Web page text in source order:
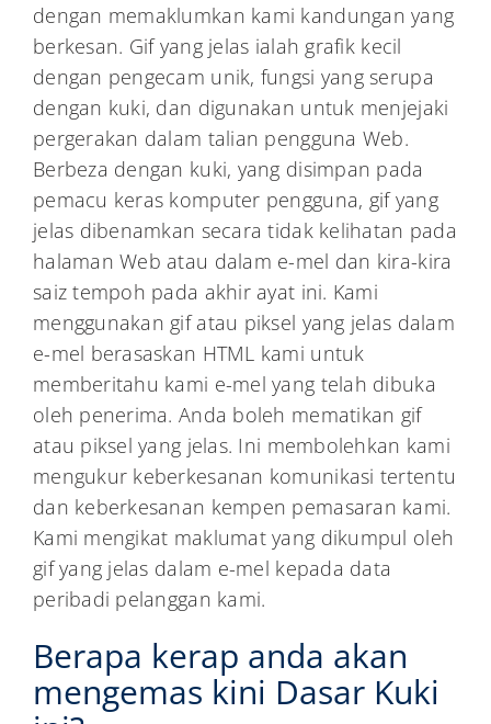
dengan memaklumkan kami kandungan yang
berkesan. Gif yang jelas ialah grafik kecil
dengan pengecam unik, fungsi yang serupa
dengan kuki, dan digunakan untuk menjejaki
pergerakan dalam talian pengguna Web.
Berbeza dengan kuki, yang disimpan pada
pemacu keras komputer pengguna, gif yang
jelas dibenamkan secara tidak kelihatan pada
halaman Web atau dalam e-mel dan kira-kira
saiz tempoh pada akhir ayat ini. Kami
menggunakan gif atau piksel yang jelas dalam
e-mel berasaskan HTML kami untuk
memberitahu kami e-mel yang telah dibuka
oleh penerima. Anda boleh mematikan gif
atau piksel yang jelas. Ini membolehkan kami
mengukur keberkesanan komunikasi tertentu
dan keberkesanan kempen pemasaran kami.
Kami mengikat maklumat yang dikumpul oleh
gif yang jelas dalam e-mel kepada data
peribadi pelanggan kami.
Berapa kerap anda akan
mengemas kini Dasar Kuki